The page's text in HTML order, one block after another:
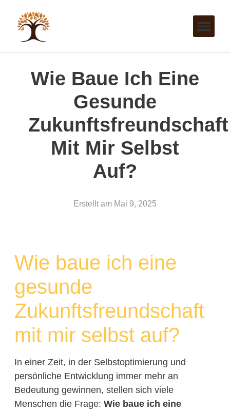
Wie Baue Ich Eine
Gesunde
Zukunftsfreundschaft
Mit Mir Selbst
Auf?
Erstellt am Mai 9, 2025
Wie baue ich eine
gesunde
Zukunftsfreundschaft
mit mir selbst auf?
In einer Zeit, in der Selbstoptimierung und
persönliche Entwicklung immer mehr an
Bedeutung gewinnen, stellen sich viele
Menschen die Frage: Wie baue ich eine